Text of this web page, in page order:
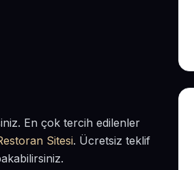
En çok tercih edilenler
Sitesi. Ücretsiz teklif